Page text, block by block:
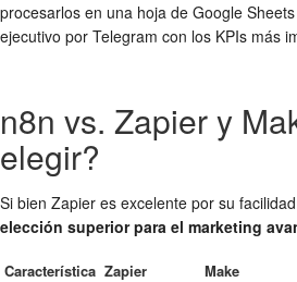
procesarlos en una hoja de Google
ejecutivo por Telegram con los KPIs más
n8n vs. Zapier y
elegir?
Si bien Zapier es excelente por su
elección superior para el marketing
Característica Zapier Make